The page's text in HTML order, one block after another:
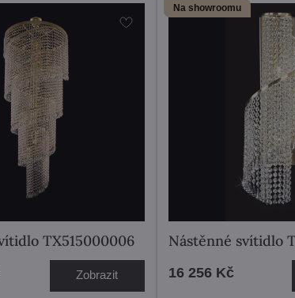
TX515000006
Zobrazit
Na showroomu
Nástěnné svítidlo
16 256 Kč